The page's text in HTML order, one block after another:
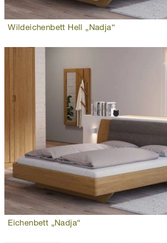
Wildeichenbett Hell „Nadja“
Eichenbett „Nadja“